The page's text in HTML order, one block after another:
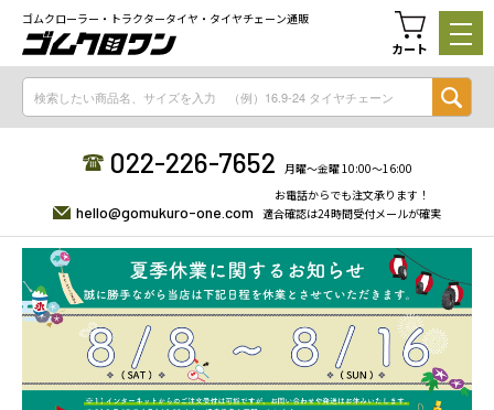
ゴムクローラー・トラクタータイヤ・タイヤチェーン通販
カート
022-226-7652 月曜〜金曜 10:00〜16:00
hello@gomukuro-one.com
お電話からでも注文承ります！
適合確認は24時間受付メールが確実